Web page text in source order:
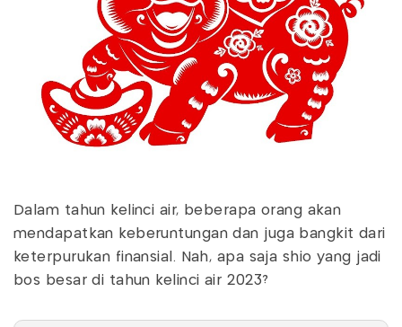
Dalam tahun kelinci air, beberapa orang akan
mendapatkan keberuntungan dan juga bangkit dari
keterpurukan finansial. Nah, apa saja shio yang jadi
bos besar di tahun kelinci air 2023?